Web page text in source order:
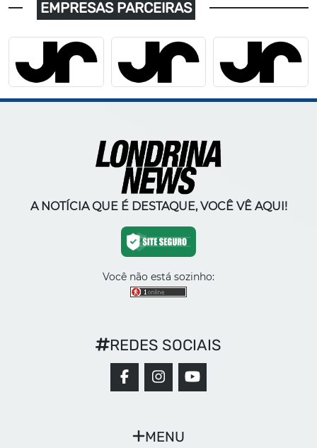
EMPRESAS PARCEIRAS
A NOTÍCIA QUE É DESTAQUE, VOCÊ VÊ AQUI!
Você não está sozinho:
MENU
REDES SOCIAIS